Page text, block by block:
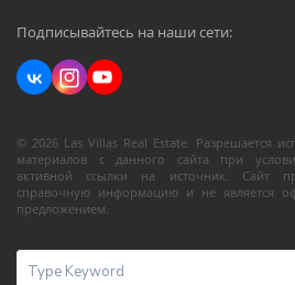
Подписывайтесь на наши сети:
© 2026 Las Villas Real Estate. Разрешается
материалов с данного сайта при
активной ссылки на источник. Сайт
справочную информацию и не является
предложением.